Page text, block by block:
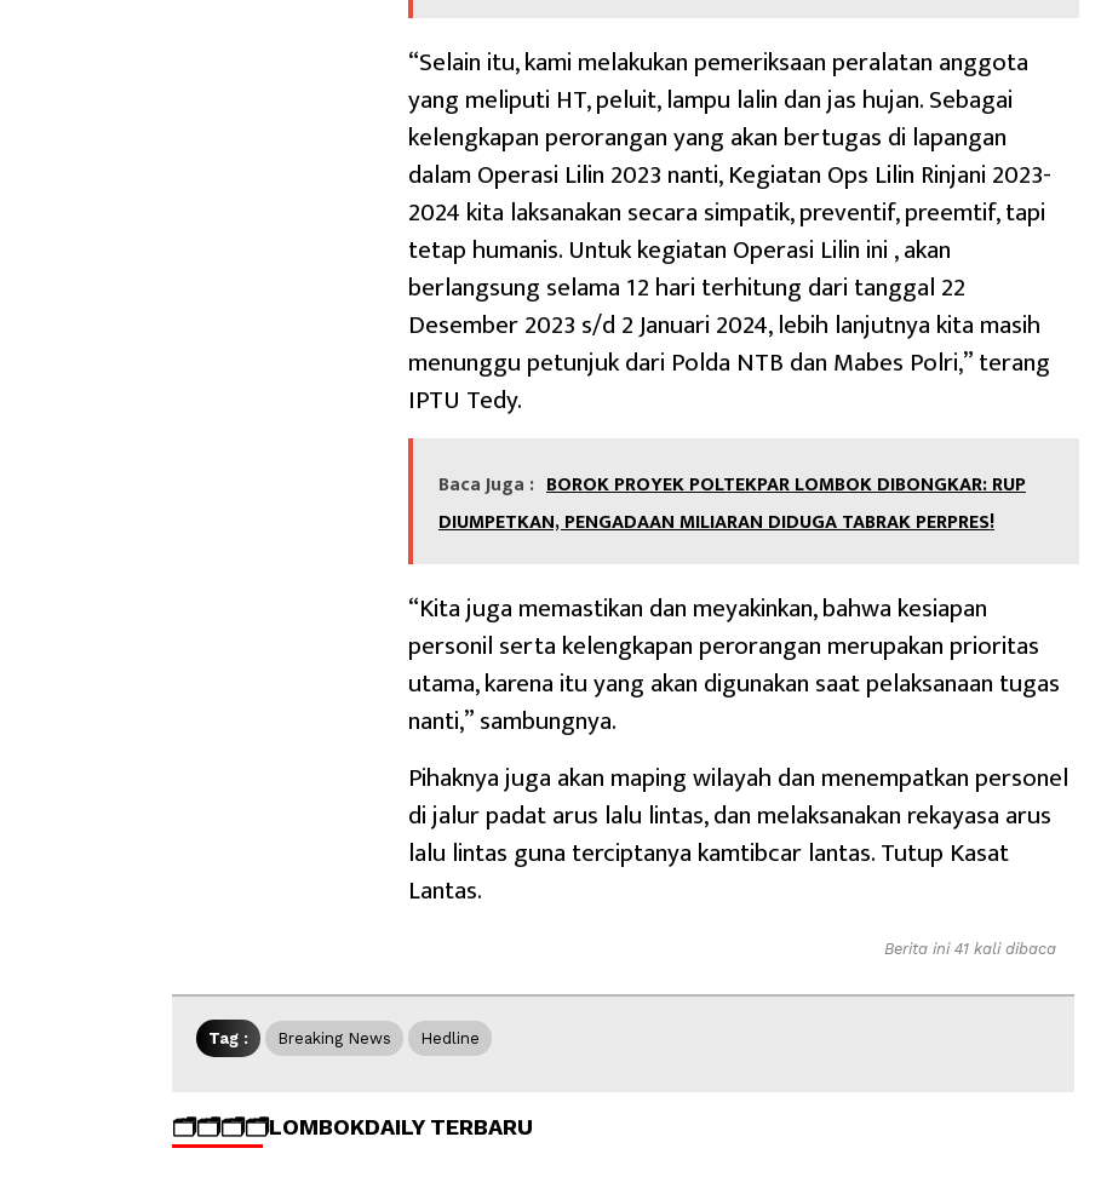
“Selain itu, kami melakukan pemeriksaan peralatan anggota
yang meliputi HT, peluit, lampu lalin dan jas hujan. Sebagai
kelengkapan perorangan yang akan bertugas di lapangan
dalam Operasi Lilin 2023 nanti, Kegiatan Ops Lilin Rinjani 2023-
2024 kita laksanakan secara simpatik, preventif, preemtif, tapi
tetap humanis. Untuk kegiatan Operasi Lilin ini , akan
berlangsung selama 12 hari terhitung dari tanggal 22
Desember 2023 s/d 2 Januari 2024, lebih lanjutnya kita masih
menunggu petunjuk dari Polda NTB dan Mabes Polri,” terang
IPTU Tedy.
Baca Juga : BOROK PROYEK POLTEKPAR LOMBOK DIBONGKAR: RUP
DIUMPETKAN, PENGADAAN MILIARAN DIDUGA TABRAK PERPRES!
“Kita juga memastikan dan meyakinkan, bahwa kesiapan
personil serta kelengkapan perorangan merupakan prioritas
utama, karena itu yang akan digunakan saat pelaksanaan tugas
nanti,” sambungnya.
Pihaknya juga akan maping wilayah dan menempatkan personel
di jalur padat arus lalu lintas, dan melaksanakan rekayasa arus
lalu lintas guna terciptanya kamtibcar lantas. Tutup Kasat
Lantas.
Berita ini 41 kali dibaca
Tag : Breaking News Hedline
🗂️🗂️🗂️🗂️LOMBOKDAILY TERBARU